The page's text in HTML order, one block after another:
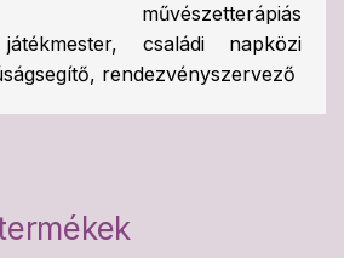
művészetterápiás
családi napközi
rendezvényszervező